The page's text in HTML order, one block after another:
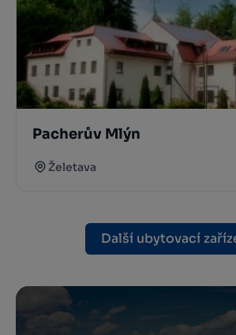
Pacherův Mlýn
Želetava
Další ubytovací